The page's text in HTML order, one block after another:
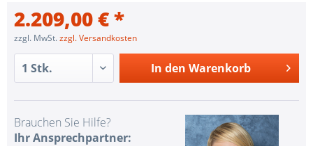
2.209,00 € *
zzgl. MwSt.zzgl. Versandkosten
In den Warenkorb
Brauchen Sie Hilfe?
Ihr Ansprechpartner: